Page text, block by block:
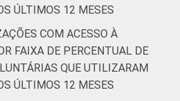
ÚLTIMOS 12 MESES
COM ACESSO À
FAIXA DE PERCENTUAL DE
QUE UTILIZARAM
ÚLTIMOS 12 MESES